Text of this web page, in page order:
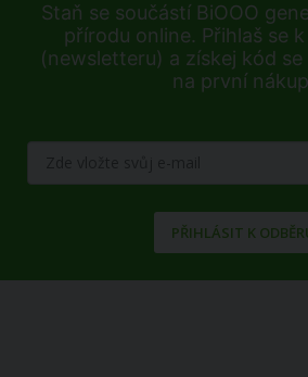
Staň se součástí BiOOO
přírodu online. Přihlaš se
(newsletteru) a získej kód se
na první
PŘIHLÁSIT K